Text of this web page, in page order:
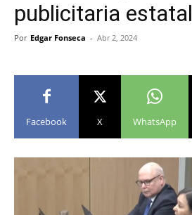
publicitaria estatal
Por Edgar Fonseca - Abr 2, 2024
Facebook X WhatsApp